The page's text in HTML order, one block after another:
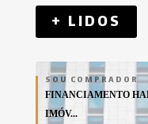
+ LIDOS
SOU COMPRADOR
FINANCIAMENTO
IMÓV...